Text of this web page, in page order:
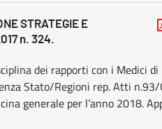
STRATEGIE E
n. 324.
dei rapporti con i Medici
Stato/Regioni rep. Atti n.93/
generale per l’anno 2018.